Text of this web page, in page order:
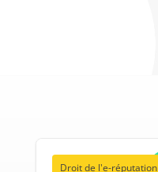
Droit de l'e-réputation